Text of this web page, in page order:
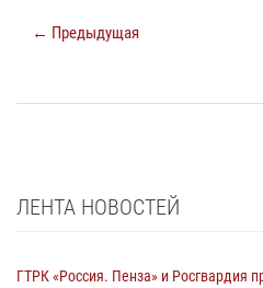
← Предыдущая
ЛЕНТА НОВОСТЕЙ
ГТРК «Россия. Пенза» и Росгвардия